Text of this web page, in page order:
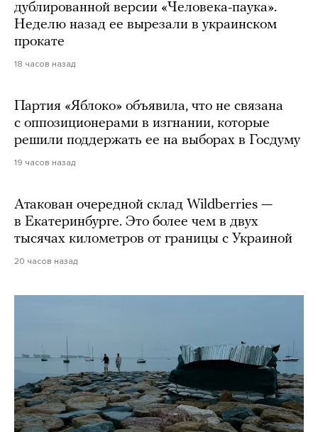
дублированной версии «Человека-паука».
Неделю назад ее вырезали в украинском
прокате
18 часов назад
Партия «Яблоко» объявила, что не связана
с оппозиционерами в изгнании, которые
решили поддержать ее на выборах в Госдуму
19 часов назад
Атакован очередной склад Wildberries —
в Екатеринбурге. Это более чем в двух
тысячах километров от границы с Украиной
20 часов назад